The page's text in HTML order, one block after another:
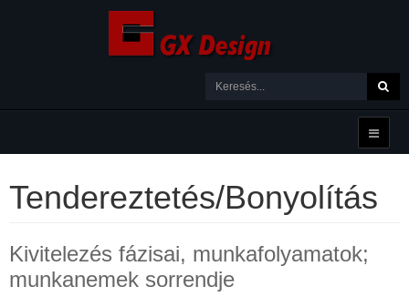
Tendereztetés/Bonyolítás
Kivitelezés fázisai, munkafolyamatok;
munkanemek sorrendje